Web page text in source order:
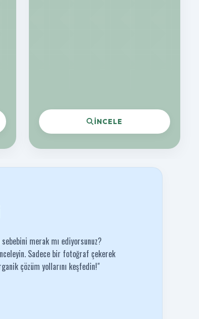
İNCELE
merak mı ediyorsunuz?
Sadece bir fotoğraf çekerek
çözüm yollarını keşfedin!"